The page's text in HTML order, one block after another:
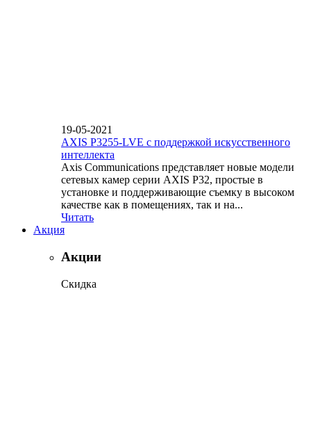
19-05-2021
AXIS P3255-LVE с поддержкой искусственного
интеллекта
Axis Communications представляет новые модели
сетевых камер серии AXIS P32, простые в
установке и поддерживающие съемку в высоком
качестве как в помещениях, так и на...
Читать
Акция
Акции
Скидка